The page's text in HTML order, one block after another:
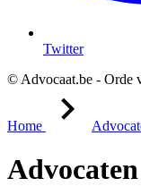
Twitter
© Advocaat.be - Orde
Home